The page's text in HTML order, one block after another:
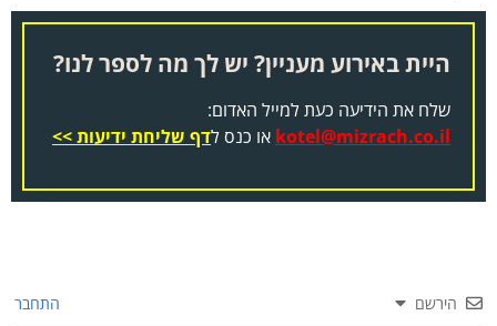
היית באירוע מעניין? יש לך מה לספר לנו?
שלח את הידיעה כעת למייל האדום:
kotel@mizrach.co.ilאו כנס לדף שליחת ידיעות >>
הירשם התחבר